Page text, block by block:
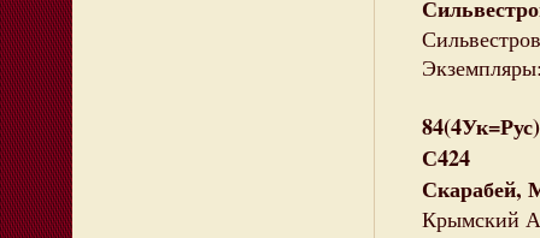
С424
Скарабей,
Крымский